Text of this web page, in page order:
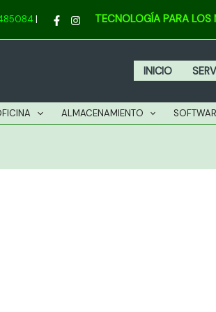
| TECNOLOGÍA PARA LOS
INICIO
ALMACENAMIENTO